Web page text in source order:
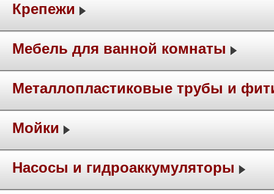
Крепежи
Мебель для ванной комнаты
Металлопластиковые трубы и
Мойки
Насосы и гидроаккумуляторы